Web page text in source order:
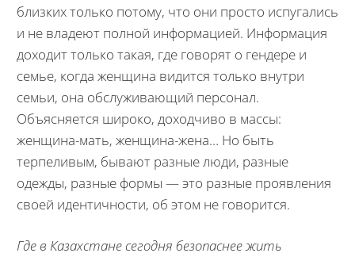
близких только потому, что они просто испугались
и не владеют полной информацией. Информация
доходит только такая, где говорят о гендере и
семье, когда женщина видится только внутри
семьи, она обслуживающий персонал.
Объясняется широко, доходчиво в массы:
женщина-мать, женщина-жена… Но быть
терпеливым, бывают разные люди, разные
одежды, разные формы — это разные проявления
своей идентичности, об этом не говорится.
Где в Казахстане сегодня безопаснее жить